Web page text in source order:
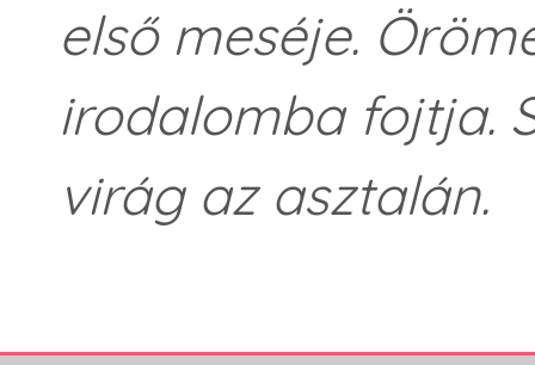
első meséje.
irodalomba fojtja.
virág az asztalán.